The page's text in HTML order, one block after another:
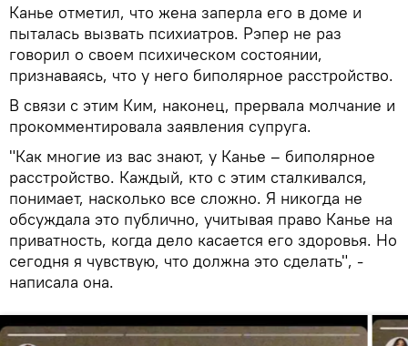
Канье отметил, что жена заперла его в доме и
пыталась вызвать психиатров. Рэпер не раз
говорил о своем психическом состоянии,
признаваясь, что у него биполярное расстройство.
В связи с этим Ким, наконец, прервала молчание и
прокомментировала заявления супруга.
"Как многие из вас знают, у Канье – биполярное
расстройство. Каждый, кто с этим сталкивался,
понимает, насколько все сложно. Я никогда не
обсуждала это публично, учитывая право Канье на
приватность, когда дело касается его здоровья. Но
сегодня я чувствую, что должна это сделать", -
написала она.